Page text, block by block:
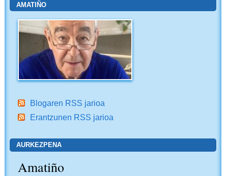
AMATIÑO
Blogaren RSS jarioa
Erantzunen RSS jarioa
AURKEZPENA
Amatiño